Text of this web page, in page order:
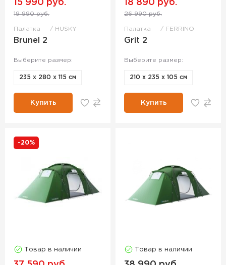
15 990 руб.
19 990 руб.
Палатка HUSKY
Brunel 2
Выберите размер:
235 x 280 x 115 см
Купить
18 890 руб.
26 990 руб.
Палатка FERRINO
Grit 2
Выберите размер:
210 x 235 x 105 см
Купить
-20%
Товар в наличии Товар в наличии